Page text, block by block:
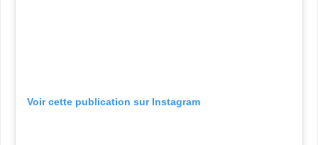
Voir cette publication sur Instagram